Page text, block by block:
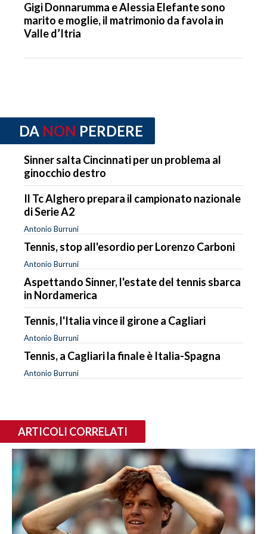
Gigi Donnarumma e Alessia Elefante sono
marito e moglie, il matrimonio da favola in
Valle d’Itria
DA NON PERDERE
Sinner salta Cincinnati per un problema al
ginocchio destro
Il Tc Alghero prepara il campionato nazionale
di Serie A2
Antonio Burruni
Tennis, stop all'esordio per Lorenzo Carboni
Antonio Burruni
Aspettando Sinner, l'estate del tennis sbarca
in Nordamerica
Tennis, l'Italia vince il girone a Cagliari
Antonio Burruni
Tennis, a Cagliari la finale è Italia-Spagna
Antonio Burruni
ARTICOLI CORRELATI